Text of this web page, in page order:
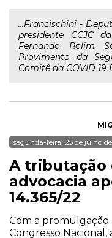
...Francischini -
presidente CCJC
Fernando Rolim
Provimento da
Comitê da COVID 19
segunda-feira, 25 de julho
A tributação
advocacia
14.365/22
Com a promulgação
Congresso Nacional,